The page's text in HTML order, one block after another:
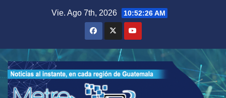
Vie. Ago 7th, 2026 10:52:28 AM